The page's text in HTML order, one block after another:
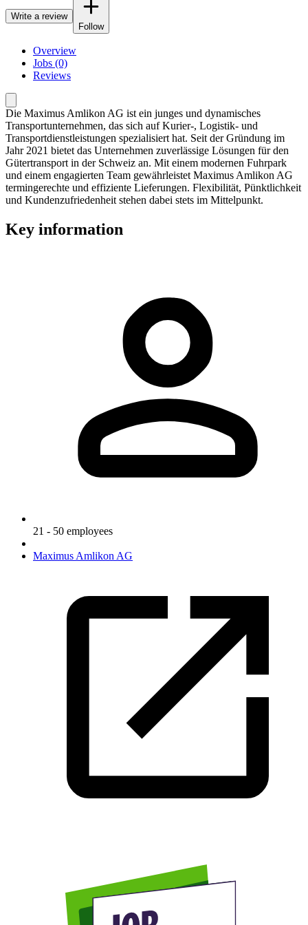
Write a review
Follow
Overview
Jobs (0)
Reviews
Die Maximus Amlikon AG ist ein junges und dynamisches
Transportunternehmen, das sich auf Kurier-, Logistik- und
Transportdienstleistungen spezialisiert hat. Seit der Gründung im
Jahr 2021 bietet das Unternehmen zuverlässige Lösungen für den
Gütertransport in der Schweiz an. Mit einem modernen Fuhrpark
und einem engagierten Team gewährleistet Maximus Amlikon AG
termingerechte und effiziente Lieferungen. Flexibilität, Pünktlichkeit
und Kundenzufriedenheit stehen dabei stets im Mittelpunkt.
Key information
21 - 50 employees
Maximus Amlikon AG